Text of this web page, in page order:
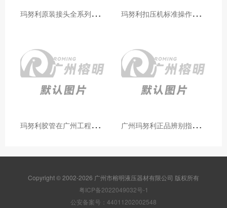
玛
努利原装接头全系列型号解析：广州客户选型必备指南 玛
努利扣压机标准操作流程：广州代理手把手教学（新手也能学会）
玛
努利胶管在广州工程机械领域的应用案例与效果分析 广
州玛努利正品辨别指南：如何区分原装 Manuli 胶管 / 接头 / 扣压机（代理专业版）
Copyright © 2002-2026 广州市榕明液压器材有限公司 版权所有
粤ICP备2022049032号-1
公安备案号：44011202002548